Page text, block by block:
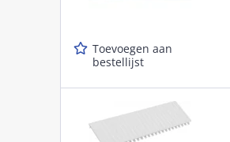
Toevoegen aan
bestellijst